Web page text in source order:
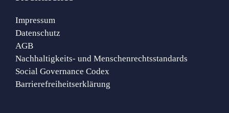
Impressum
Datenschutz
AGB
Nachhaltigkeits- und Menschenrechtsstandards
Social Governance Codex
Barrierefreiheitserklärung